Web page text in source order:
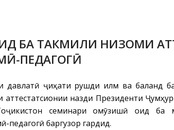
БА ТАКМИЛИ НИЗОМИ
ПЕДАГОГӢ
давлатӣ ҷиҳати рушди илм ва баланд
назди Президенти
семинари омӯзишӣ оид ба
педагогӣ баргузор гардид.